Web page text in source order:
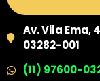
Av. Vila Ema,
03282-001
(11) 97600-